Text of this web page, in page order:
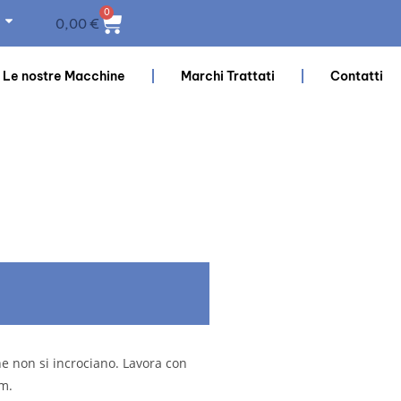
0,00€
0
Le nostre Macchine Marchi Trattati Contatti
non si incrociano. Lavora con